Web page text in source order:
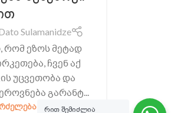
Sulamanidze
რომ ეზოს მეტად
ჩვენ აქ
უცვეთობა და
გარანტ...
რით შემიძლია